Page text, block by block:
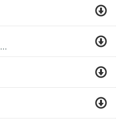
Любовь Моя,душа Моя Когда-Нибудь Приду И Я ,и Будем Вместе Верю Я, Ведь Жизнь Моя Она Твоя...